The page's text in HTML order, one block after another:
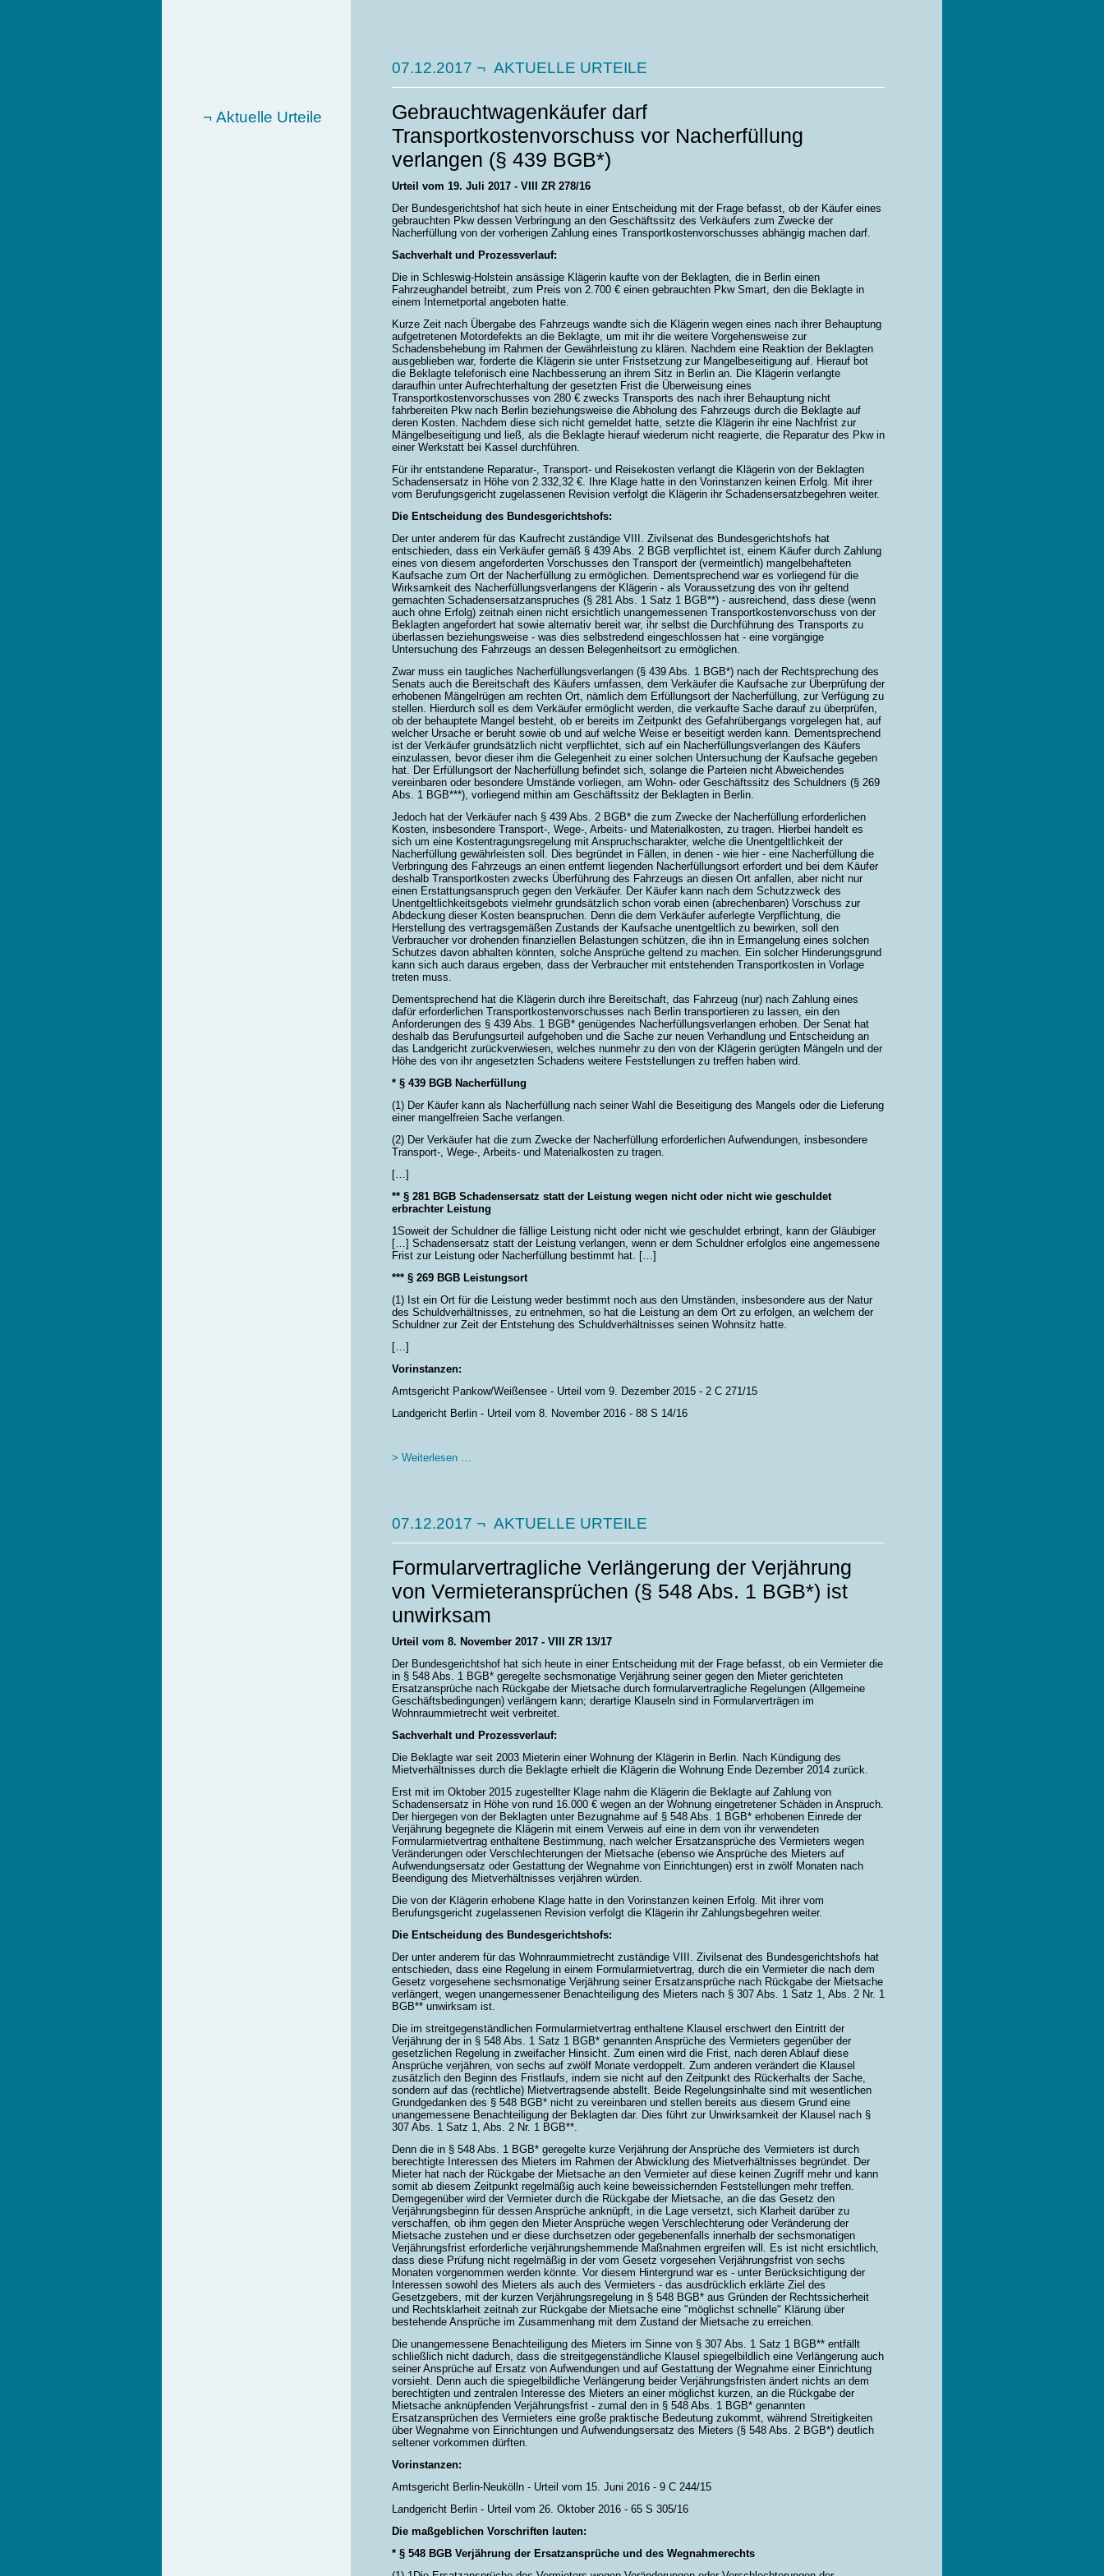
07.12.2017 ¬ AKTUELLE URTEILE
Gebrauchtwagenkäufer darf
Transportkostenvorschuss vor Nacherfüllung
verlangen (§ 439 BGB*)
Urteil vom 19. Juli 2017 - VIII ZR 278/16
Der Bundesgerichtshof hat sich heute in einer Entscheidung mit der Frage befasst, ob der Käufer eines
gebrauchten Pkw dessen Verbringung an den Geschäftssitz des Verkäufers zum Zwecke der
Nacherfüllung von der vorherigen Zahlung eines Transportkostenvorschusses abhängig machen darf.
Sachverhalt und Prozessverlauf:
Die in Schleswig-Holstein ansässige Klägerin kaufte von der Beklagten, die in Berlin einen
Fahrzeughandel betreibt, zum Preis von 2.700 € einen gebrauchten Pkw Smart, den die Beklagte in
einem Internetportal angeboten hatte.
Kurze Zeit nach Übergabe des Fahrzeugs wandte sich die Klägerin wegen eines nach ihrer Behauptung
aufgetretenen Motordefekts an die Beklagte, um mit ihr die weitere Vorgehensweise zur
Schadensbehebung im Rahmen der Gewährleistung zu klären. Nachdem eine Reaktion der Beklagten
ausgeblieben war, forderte die Klägerin sie unter Fristsetzung zur Mangelbeseitigung auf. Hierauf bot
die Beklagte telefonisch eine Nachbesserung an ihrem Sitz in Berlin an. Die Klägerin verlangte
daraufhin unter Aufrechterhaltung der gesetzten Frist die Überweisung eines
Transportkostenvorschusses von 280 € zwecks Transports des nach ihrer Behauptung nicht
fahrbereiten Pkw nach Berlin beziehungsweise die Abholung des Fahrzeugs durch die Beklagte auf
deren Kosten. Nachdem diese sich nicht gemeldet hatte, setzte die Klägerin ihr eine Nachfrist zur
Mängelbeseitigung und ließ, als die Beklagte hierauf wiederum nicht reagierte, die Reparatur des Pkw in
einer Werkstatt bei Kassel durchführen.
Für ihr entstandene Reparatur-, Transport- und Reisekosten verlangt die Klägerin von der Beklagten
Schadensersatz in Höhe von 2.332,32 €. Ihre Klage hatte in den Vorinstanzen keinen Erfolg. Mit ihrer
vom Berufungsgericht zugelassenen Revision verfolgt die Klägerin ihr Schadensersatzbegehren weiter.
Die Entscheidung des Bundesgerichtshofs:
Der unter anderem für das Kaufrecht zuständige VIII. Zivilsenat des Bundesgerichtshofs hat
entschieden, dass ein Verkäufer gemäß § 439 Abs. 2 BGB verpflichtet ist, einem Käufer durch Zahlung
eines von diesem angeforderten Vorschusses den Transport der (vermeintlich) mangelbehafteten
Kaufsache zum Ort der Nacherfüllung zu ermöglichen. Dementsprechend war es vorliegend für die
Wirksamkeit des Nacherfüllungsverlangens der Klägerin - als Voraussetzung des von ihr geltend
gemachten Schadensersatzanspruches (§ 281 Abs. 1 Satz 1 BGB**) - ausreichend, dass diese (wenn
auch ohne Erfolg) zeitnah einen nicht ersichtlich unangemessenen Transportkostenvorschuss von der
Beklagten angefordert hat sowie alternativ bereit war, ihr selbst die Durchführung des Transports zu
überlassen beziehungsweise - was dies selbstredend eingeschlossen hat - eine vorgängige
Untersuchung des Fahrzeugs an dessen Belegenheitsort zu ermöglichen.
Zwar muss ein taugliches Nacherfüllungsverlangen (§ 439 Abs. 1 BGB*) nach der Rechtsprechung des
Senats auch die Bereitschaft des Käufers umfassen, dem Verkäufer die Kaufsache zur Überprüfung der
erhobenen Mängelrügen am rechten Ort, nämlich dem Erfüllungsort der Nacherfüllung, zur Verfügung zu
stellen. Hierdurch soll es dem Verkäufer ermöglicht werden, die verkaufte Sache darauf zu überprüfen,
ob der behauptete Mangel besteht, ob er bereits im Zeitpunkt des Gefahrübergangs vorgelegen hat, auf
welcher Ursache er beruht sowie ob und auf welche Weise er beseitigt werden kann. Dementsprechend
ist der Verkäufer grundsätzlich nicht verpflichtet, sich auf ein Nacherfüllungsverlangen des Käufers
einzulassen, bevor dieser ihm die Gelegenheit zu einer solchen Untersuchung der Kaufsache gegeben
hat. Der Erfüllungsort der Nacherfüllung befindet sich, solange die Parteien nicht Abweichendes
vereinbaren oder besondere Umstände vorliegen, am Wohn- oder Geschäftssitz des Schuldners (§ 269
Abs. 1 BGB***), vorliegend mithin am Geschäftssitz der Beklagten in Berlin.
Jedoch hat der Verkäufer nach § 439 Abs. 2 BGB* die zum Zwecke der Nacherfüllung erforderlichen
Kosten, insbesondere Transport-, Wege-, Arbeits- und Materialkosten, zu tragen. Hierbei handelt es
sich um eine Kostentragungsregelung mit Anspruchscharakter, welche die Unentgeltlichkeit der
Nacherfüllung gewährleisten soll. Dies begründet in Fällen, in denen - wie hier - eine Nacherfüllung die
Verbringung des Fahrzeugs an einen entfernt liegenden Nacherfüllungsort erfordert und bei dem Käufer
deshalb Transportkosten zwecks Überführung des Fahrzeugs an diesen Ort anfallen, aber nicht nur
einen Erstattungsanspruch gegen den Verkäufer. Der Käufer kann nach dem Schutzzweck des
Unentgeltlichkeitsgebots vielmehr grundsätzlich schon vorab einen (abrechenbaren) Vorschuss zur
Abdeckung dieser Kosten beanspruchen. Denn die dem Verkäufer auferlegte Verpflichtung, die
Herstellung des vertragsgemäßen Zustands der Kaufsache unentgeltlich zu bewirken, soll den
Verbraucher vor drohenden finanziellen Belastungen schützen, die ihn in Ermangelung eines solchen
Schutzes davon abhalten könnten, solche Ansprüche geltend zu machen. Ein solcher Hinderungsgrund
kann sich auch daraus ergeben, dass der Verbraucher mit entstehenden Transportkosten in Vorlage
treten muss.
Dementsprechend hat die Klägerin durch ihre Bereitschaft, das Fahrzeug (nur) nach Zahlung eines
dafür erforderlichen Transportkostenvorschusses nach Berlin transportieren zu lassen, ein den
Anforderungen des § 439 Abs. 1 BGB* genügendes Nacherfüllungsverlangen erhoben. Der Senat hat
deshalb das Berufungsurteil aufgehoben und die Sache zur neuen Verhandlung und Entscheidung an
das Landgericht zurückverwiesen, welches nunmehr zu den von der Klägerin gerügten Mängeln und der
Höhe des von ihr angesetzten Schadens weitere Feststellungen zu treffen haben wird.
* § 439 BGB Nacherfüllung
(1) Der Käufer kann als Nacherfüllung nach seiner Wahl die Beseitigung des Mangels oder die Lieferung
einer mangelfreien Sache verlangen.
(2) Der Verkäufer hat die zum Zwecke der Nacherfüllung erforderlichen Aufwendungen, insbesondere
Transport-, Wege-, Arbeits- und Materialkosten zu tragen.
[…]
** § 281 BGB Schadensersatz statt der Leistung wegen nicht oder nicht wie geschuldet
erbrachter Leistung
1Soweit der Schuldner die fällige Leistung nicht oder nicht wie geschuldet erbringt, kann der Gläubiger
[…] Schadensersatz statt der Leistung verlangen, wenn er dem Schuldner erfolglos eine angemessene
Frist zur Leistung oder Nacherfüllung bestimmt hat. […]
*** § 269 BGB Leistungsort
(1) Ist ein Ort für die Leistung weder bestimmt noch aus den Umständen, insbesondere aus der Natur
des Schuldverhältnisses, zu entnehmen, so hat die Leistung an dem Ort zu erfolgen, an welchem der
Schuldner zur Zeit der Entstehung des Schuldverhältnisses seinen Wohnsitz hatte.
[…]
Vorinstanzen:
Amtsgericht Pankow/Weißensee - Urteil vom 9. Dezember 2015 - 2 C 271/15
Landgericht Berlin - Urteil vom 8. November 2016 - 88 S 14/16
> Weiterlesen …
07.12.2017 ¬ AKTUELLE URTEILE
Formularvertragliche Verlängerung der Verjährung
von Vermieteransprüchen (§ 548 Abs. 1 BGB*) ist
unwirksam
Urteil vom 8. November 2017 - VIII ZR 13/17
Der Bundesgerichtshof hat sich heute in einer Entscheidung mit der Frage befasst, ob ein Vermieter die
in § 548 Abs. 1 BGB* geregelte sechsmonatige Verjährung seiner gegen den Mieter gerichteten
Ersatzansprüche nach Rückgabe der Mietsache durch formularvertragliche Regelungen (Allgemeine
Geschäftsbedingungen) verlängern kann; derartige Klauseln sind in Formularverträgen im
Wohnraummietrecht weit verbreitet.
Sachverhalt und Prozessverlauf:
Die Beklagte war seit 2003 Mieterin einer Wohnung der Klägerin in Berlin. Nach Kündigung des
Mietverhältnisses durch die Beklagte erhielt die Klägerin die Wohnung Ende Dezember 2014 zurück.
Erst mit im Oktober 2015 zugestellter Klage nahm die Klägerin die Beklagte auf Zahlung von
Schadensersatz in Höhe von rund 16.000 € wegen an der Wohnung eingetretener Schäden in Anspruch.
Der hiergegen von der Beklagten unter Bezugnahme auf § 548 Abs. 1 BGB* erhobenen Einrede der
Verjährung begegnete die Klägerin mit einem Verweis auf eine in dem von ihr verwendeten
Formularmietvertrag enthaltene Bestimmung, nach welcher Ersatzansprüche des Vermieters wegen
Veränderungen oder Verschlechterungen der Mietsache (ebenso wie Ansprüche des Mieters auf
Aufwendungsersatz oder Gestattung der Wegnahme von Einrichtungen) erst in zwölf Monaten nach
Beendigung des Mietverhältnisses verjähren würden.
Die von der Klägerin erhobene Klage hatte in den Vorinstanzen keinen Erfolg. Mit ihrer vom
Berufungsgericht zugelassenen Revision verfolgt die Klägerin ihr Zahlungsbegehren weiter.
Die Entscheidung des Bundesgerichtshofs:
Der unter anderem für das Wohnraummietrecht zuständige VIII. Zivilsenat des Bundesgerichtshofs hat
entschieden, dass eine Regelung in einem Formularmietvertrag, durch die ein Vermieter die nach dem
Gesetz vorgesehene sechsmonatige Verjährung seiner Ersatzansprüche nach Rückgabe der Mietsache
verlängert, wegen unangemessener Benachteiligung des Mieters nach § 307 Abs. 1 Satz 1, Abs. 2 Nr. 1
BGB** unwirksam ist.
Die im streitgegenständlichen Formularmietvertrag enthaltene Klausel erschwert den Eintritt der
Verjährung der in § 548 Abs. 1 Satz 1 BGB* genannten Ansprüche des Vermieters gegenüber der
gesetzlichen Regelung in zweifacher Hinsicht. Zum einen wird die Frist, nach deren Ablauf diese
Ansprüche verjähren, von sechs auf zwölf Monate verdoppelt. Zum anderen verändert die Klausel
zusätzlich den Beginn des Fristlaufs, indem sie nicht auf den Zeitpunkt des Rückerhalts der Sache,
sondern auf das (rechtliche) Mietvertragsende abstellt. Beide Regelungsinhalte sind mit wesentlichen
Grundgedanken des § 548 BGB* nicht zu vereinbaren und stellen bereits aus diesem Grund eine
unangemessene Benachteiligung der Beklagten dar. Dies führt zur Unwirksamkeit der Klausel nach §
307 Abs. 1 Satz 1, Abs. 2 Nr. 1 BGB**.
Denn die in § 548 Abs. 1 BGB* geregelte kurze Verjährung der Ansprüche des Vermieters ist durch
berechtigte Interessen des Mieters im Rahmen der Abwicklung des Mietverhältnisses begründet. Der
Mieter hat nach der Rückgabe der Mietsache an den Vermieter auf diese keinen Zugriff mehr und kann
somit ab diesem Zeitpunkt regelmäßig auch keine beweissichernden Feststellungen mehr treffen.
Demgegenüber wird der Vermieter durch die Rückgabe der Mietsache, an die das Gesetz den
Verjährungsbeginn für dessen Ansprüche anknüpft, in die Lage versetzt, sich Klarheit darüber zu
verschaffen, ob ihm gegen den Mieter Ansprüche wegen Verschlechterung oder Veränderung der
Mietsache zustehen und er diese durchsetzen oder gegebenenfalls innerhalb der sechsmonatigen
Verjährungsfrist erforderliche verjährungshemmende Maßnahmen ergreifen will. Es ist nicht ersichtlich,
dass diese Prüfung nicht regelmäßig in der vom Gesetz vorgesehen Verjährungsfrist von sechs
Monaten vorgenommen werden könnte. Vor diesem Hintergrund war es - unter Berücksichtigung der
Interessen sowohl des Mieters als auch des Vermieters - das ausdrücklich erklärte Ziel des
Gesetzgebers, mit der kurzen Verjährungsregelung in § 548 BGB* aus Gründen der Rechtssicherheit
und Rechtsklarheit zeitnah zur Rückgabe der Mietsache eine "möglichst schnelle" Klärung über
bestehende Ansprüche im Zusammenhang mit dem Zustand der Mietsache zu erreichen.
Die unangemessene Benachteiligung des Mieters im Sinne von § 307 Abs. 1 Satz 1 BGB** entfällt
schließlich nicht dadurch, dass die streitgegenständliche Klausel spiegelbildlich eine Verlängerung auch
seiner Ansprüche auf Ersatz von Aufwendungen und auf Gestattung der Wegnahme einer Einrichtung
vorsieht. Denn auch die spiegelbildliche Verlängerung beider Verjährungsfristen ändert nichts an dem
berechtigten und zentralen Interesse des Mieters an einer möglichst kurzen, an die Rückgabe der
Mietsache anknüpfenden Verjährungsfrist - zumal den in § 548 Abs. 1 BGB* genannten
Ersatzansprüchen des Vermieters eine große praktische Bedeutung zukommt, während Streitigkeiten
über Wegnahme von Einrichtungen und Aufwendungsersatz des Mieters (§ 548 Abs. 2 BGB*) deutlich
seltener vorkommen dürften.
Vorinstanzen:
Amtsgericht Berlin-Neukölln - Urteil vom 15. Juni 2016 - 9 C 244/15
Landgericht Berlin - Urteil vom 26. Oktober 2016 - 65 S 305/16
Die maßgeblichen Vorschriften lauten:
* § 548 BGB Verjährung der Ersatzansprüche und des Wegnahmerechts
¬ Aktuelle Urteile